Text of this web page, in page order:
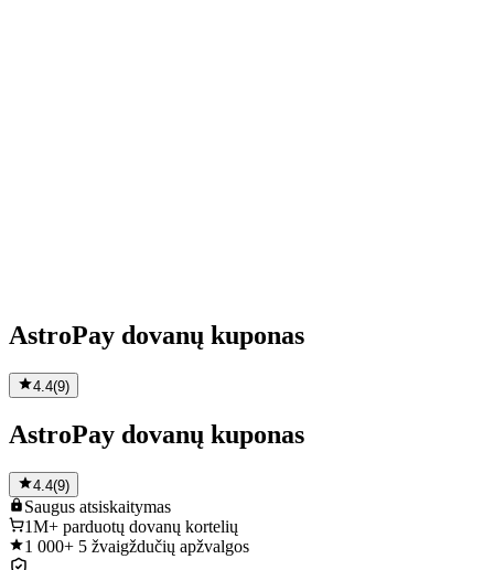
AstroPay dovanų kuponas
4.4(9)
AstroPay dovanų kuponas
4.4(9)
Saugus atsiskaitymas
1M+ parduotų dovanų kortelių
1 000+ 5 žvaigždučių apžvalgos